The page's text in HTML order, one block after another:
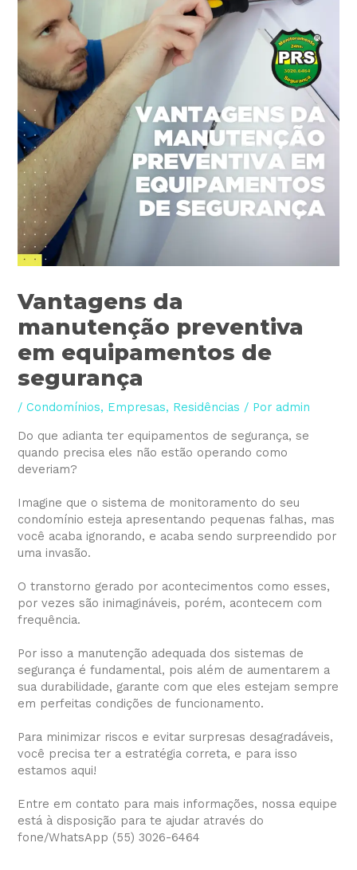
Vantagens da
manutenção preventiva
em equipamentos de
segurança
/Condomínios, Empresas, Residências / Por admin
Do que adianta ter equipamentos de segurança, se
quando precisa eles não estão operando como
deveriam?
Imagine que o sistema de monitoramento do seu
condomínio esteja apresentando pequenas falhas, mas
você acaba ignorando, e acaba sendo surpreendido por
uma invasão.
O transtorno gerado por acontecimentos como esses,
por vezes são inimagináveis, porém, acontecem com
frequência.
Por isso a manutenção adequada dos sistemas de
segurança é fundamental, pois além de aumentarem a
sua durabilidade, garante com que eles estejam sempre
em perfeitas condições de funcionamento.
Para minimizar riscos e evitar surpresas desagradáveis,
você precisa ter a estratégia correta, e para isso
estamos aqui!
Entre em contato para mais informações, nossa equipe
está à disposição para te ajudar através do
fone/WhatsApp (55) 3026-6464